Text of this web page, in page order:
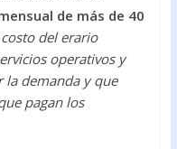
de más de 40
del erario
operativos y
la demanda y que
pagan los